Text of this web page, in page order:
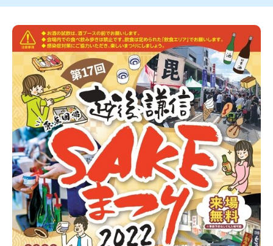
新潟市中央区 新潟市東区 新潟市西区
新潟市北区
新潟市南区
新潟市江南区 新潟市秋葉区
新潟市西蒲区
村上・関川
新発田・聖籠
胎内・粟島
三条・加茂・田上
五泉・阿賀野・阿賀
燕・弥彦
長岡・見附
小千谷・十日町・津南
魚沼・南魚沼・湯沢
柏崎・刈羽・出雲崎
上越・妙高・糸魚川
ご当地グルメ 食べ歩き テイクアウト
季節・期間限定
カフェ
居酒屋・バー 焼肉
パスタ
パン・ベーカリー
タレカツ・豚カツ
デカ盛り・大盛り
旨辛・激辛
定食・町定食 海鮮・鮨
そば・うどん
日本酒・新潟清酒
ワイン・クラフトビール
ケーキ・パフェ
ビアガーデン・暑気払い
忘新年会・歓送迎会
セミナー・講演会 子ども向け 花火大会
入場無料
住宅展示場
完成見学会 学生スポーツ アルビレックス
観光スポット
温泉・入浴 ホテル 旅館
水族館
リラクゼーション・整体
スキー場
リユース・買取
病院・クリニック
イオンモール
ラブラ万代・ラブラ2
ビルボードプレイスBP
新潟伊勢丹
ピア万代
リバーサイド千秋
パティオPATIO
新車・中古車・カー用品
旅行・レジャー
冠婚葬祭
習い事・塾 通販・EC イベント
求人
官公庁・自治体
新潟市 チラシ
長岡・見附 チラシ
上越・妙高・糸魚川 チラシ
注目 チラシ
週末セール
火曜セール
オープン・リニューアルセール
周年祭・感謝祭セール
年末・初売りセール